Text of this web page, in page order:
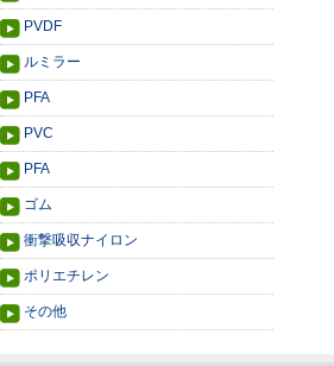
PVDF
ルミラー
PFA
PVC
PFA
ゴム
衝撃吸収ナイロン
ポリエチレン
その他